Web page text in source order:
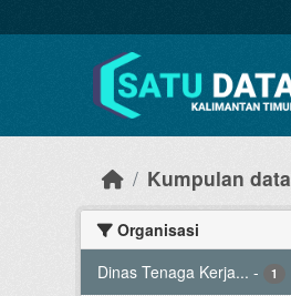
Kumpulan data
Organisasi
Dinas Tenaga Kerja... - 1